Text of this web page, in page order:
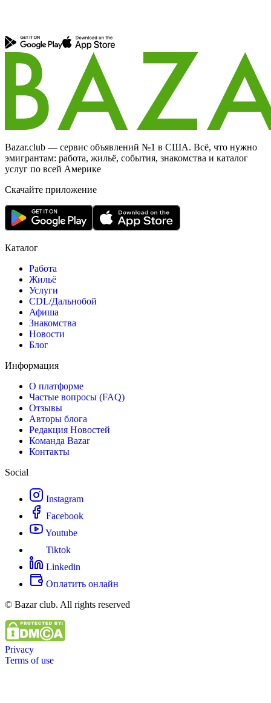
Bazar.club — сервис объявлений №1 в США. Всё, что нужно
эмигрантам: работа, жильё, события, знакомства и каталог
услуг по всей Америке
Скачайте приложение
Каталог
Работа
Жильё
Услуги
CDL/Дальнобой
Афиша
Знакомства
Новости
Блог
Информация
О платформе
Частые вопросы (FAQ)
Отзывы
Авторы блога
Редакция Новостей
Команда Bazar
Контакты
Social
Instagram
Facebook
Youtube
Tiktok
Linkedin
Оплатить онлайн
© Bazar club. All rights reserved
Privacy
Terms of use